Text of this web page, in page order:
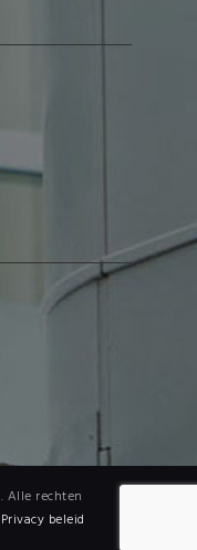
. Alle rechten
Privacy beleid